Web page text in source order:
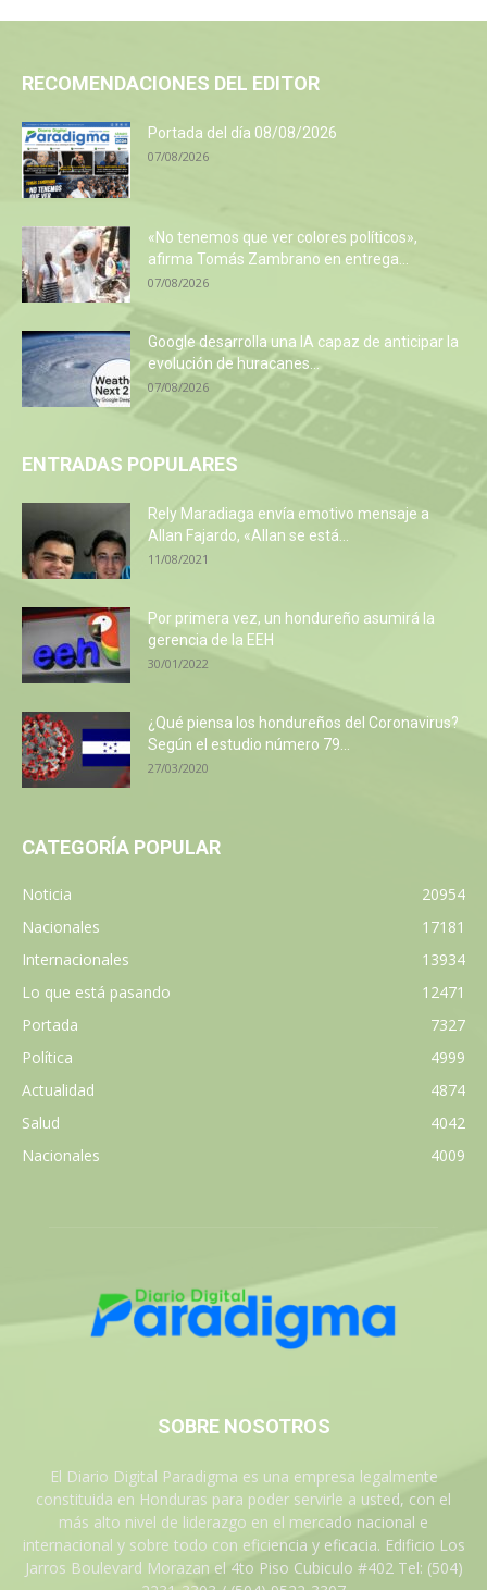
RECOMENDACIONES DEL EDITOR
Portada del día 08/08/2026
07/08/2026
«No tenemos que ver colores políticos»,
afirma Tomás Zambrano en entrega...
07/08/2026
Google desarrolla una IA capaz de anticipar la
evolución de huracanes...
07/08/2026
ENTRADAS POPULARES
Rely Maradiaga envía emotivo mensaje a
Allan Fajardo, «Allan se está...
11/08/2021
Por primera vez, un hondureño asumirá la
gerencia de la EEH
30/01/2022
¿Qué piensa los hondureños del Coronavirus?
Según el estudio número 79...
27/03/2020
CATEGORÍA POPULAR
Noticia
20954
Nacionales
17181
Internacionales
13934
Lo que está pasando
12471
Portada
7327
Política
4999
Actualidad
4874
Salud
4042
Nacionales
4009
SOBRE NOSOTROS
El Diario Digital Paradigma es una empresa legalmente
constituida en Honduras para poder servirle a usted, con el
más alto nivel de liderazgo en el mercado nacional e
internacional y sobre todo con eficiencia y eficacia. Edificio Los
Jarros Boulevard Morazan el 4to Piso Cubiculo #402 Tel: (504)